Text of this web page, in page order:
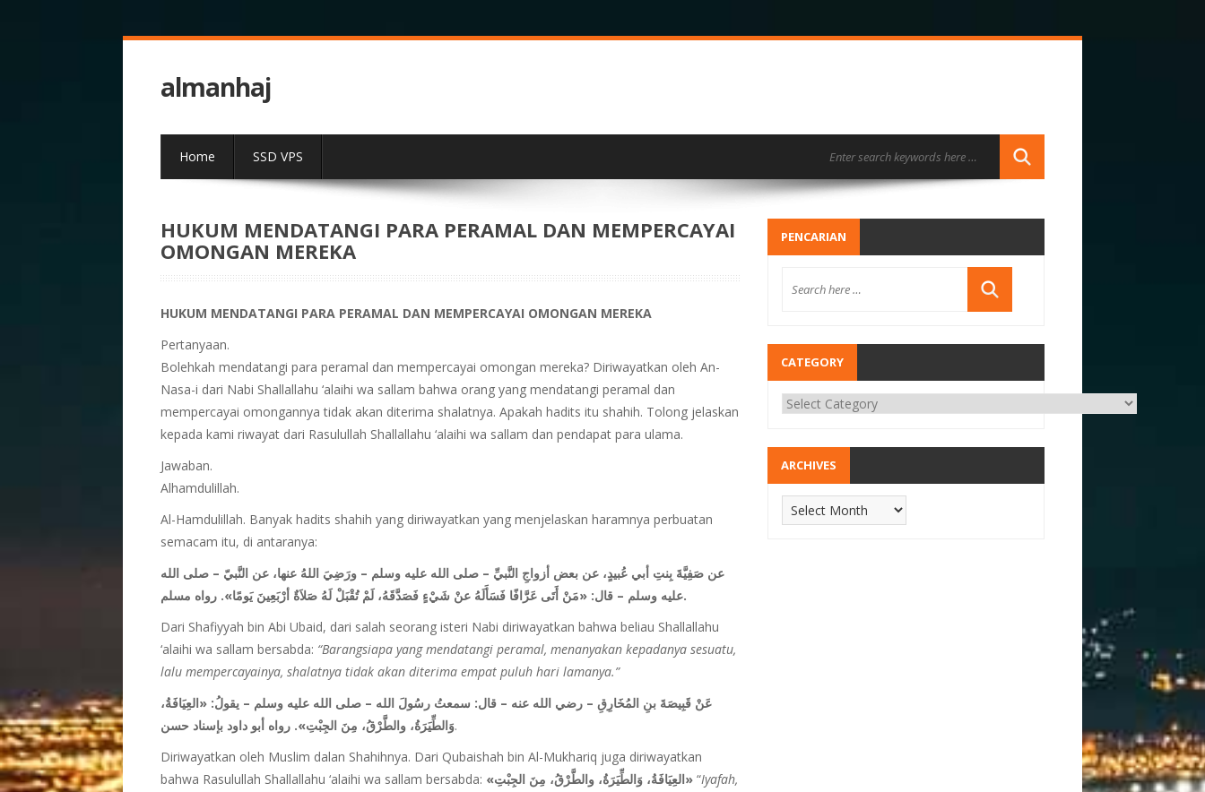
almanhaj
Home SSD VPS
HUKUM MENDATANGI PARA PERAMAL DAN MEMPERCAYAI
OMONGAN MEREKA
HUKUM MENDATANGI PARA PERAMAL DAN MEMPERCAYAI OMONGAN MEREKA
Pertanyaan.
Bolehkah mendatangi para peramal dan mempercayai omongan mereka? Diriwayatkan oleh An-
Nasa-i dari Nabi Shallallahu ‘alaihi wa sallam bahwa orang yang mendatangi peramal dan
mempercayai omongannya tidak akan diterima shalatnya. Apakah hadits itu shahih. Tolong jelaskan
kepada kami riwayat dari Rasulullah Shallallahu ‘alaihi wa sallam dan pendapat para ulama.
Jawaban.
Alhamdulillah.
Al-Hamdulillah. Banyak hadits shahih yang diriwayatkan yang menjelaskan haramnya perbuatan
semacam itu, di antaranya:
عن صَفِيَّةَ بِنتِ أبي عُبيدٍ، عن بعض أزواجِ النَّبيِّ – صلى الله عليه وسلم – ورَضِيَ اللهُ عنها، عن النَّبيّ – صلى الله
عليه وسلم – قال: «مَنْ أَتَى عَرَّافًا فَسَأَلَهُ عنْ شَيْءٍ فَصَدَّقَهُ، لَمْ تُقْبَلْ لَهُ صَلاَةٌ أرْبَعِينَ يَومًا». رواه مسلم.
Dari Shafiyyah bin Abi Ubaid, dari salah seorang isteri Nabi diriwayatkan bahwa beliau Shallallahu
‘alaihi wa sallam bersabda: “Barangsiapa yang mendatangi peramal, menanyakan kepadanya sesuatu,
lalu mempercayainya, shalatnya tidak akan diterima empat puluh hari lamanya.”
عَنْ قَبِيصَةَ بنِ المُخَارِقِ – رضي الله عنه – قال: سمعتُ رسُولَ الله – صلى الله عليه وسلم – يقولُ: «العِيَافَةُ،
وَالطِّيَرَةُ، والطَّرْقُ، مِنَ الجِبْتِ». رواه أبو داود بإسناد حسن.
Diriwayatkan oleh Muslim dalan Shahihnya. Dari Qubaishah bin Al-Mukhariq juga diriwayatkan
bahwa Rasulullah Shallallahu ‘alaihi wa sallam bersabda:
«العِيَافَةُ، وَالطِّيَرَةُ، والطَّرْقُ، مِنَ الجِبْتِ»“Iyafah,
PENCARIAN
CATEGORY
ARCHIVES